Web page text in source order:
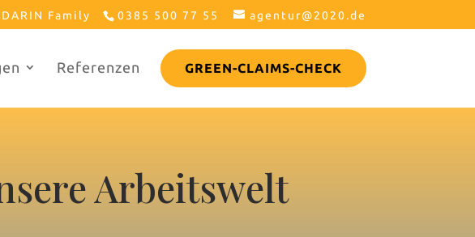
Family 0385 500 77 55 agentur@2020.de
Referenzen GREEN-CLAIMS-CHECK
Arbeitswelt